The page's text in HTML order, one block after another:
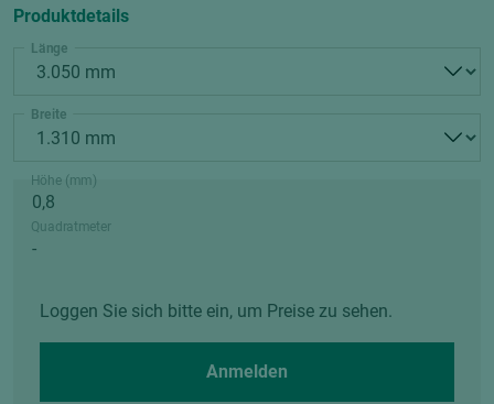
Produktdetails
Länge
Breite
Höhe (mm)
Quadratmeter
Loggen Sie sich bitte ein, um Preise zu sehen.
Anmelden